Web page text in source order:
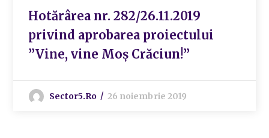
Hotărârea nr. 282/26.11.2019
privind aprobarea proiectului
”Vine, vine Moș Crăciun!”
Sector5.ro 26 noiembrie 2019